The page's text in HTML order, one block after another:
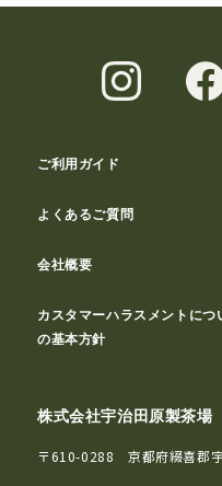
ご利用ガイド
よくあるご質問
会社概要
カスタマーハラスメントにつ
の基本方針
株式会社宇治田原製茶場
〒610-0288 京都府綴喜郡